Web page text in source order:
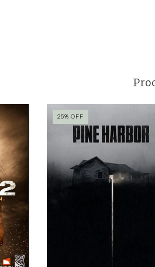
25% OFF